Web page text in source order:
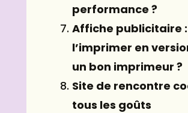
performance ?
Affiche publicitaire
l’imprimer en
un bon imprimeur ?
Site de rencontre
tous les goûts